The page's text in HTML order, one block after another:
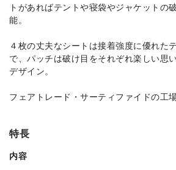
トがあればテントや寝袋やジャケットの
能。
４枚の丈夫なシートは接着強度に優れた
で、パッチは破け目をそれぞれ楽しい思
デザイン。
フェアトレード・サーティファイドの工場
特長
内容